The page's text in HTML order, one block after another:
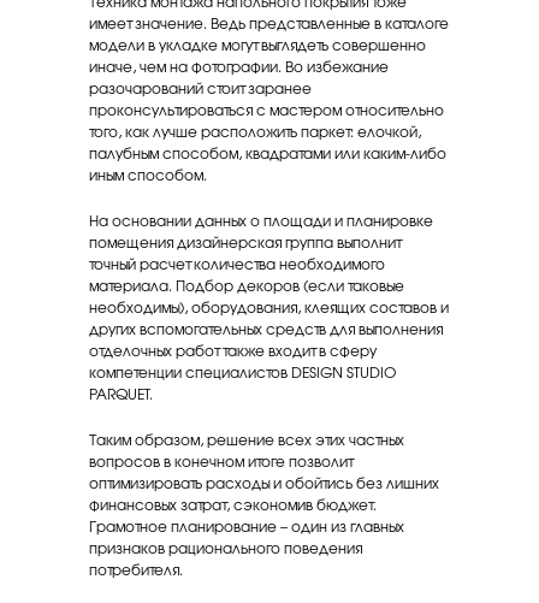
имеет значение. Ведь представленные в каталоге
модели в укладке могут выглядеть совершенно
иначе, чем на фотографии. Во избежание
разочарований стоит заранее
проконсультироваться с мастером относительно
того, как лучше расположить паркет: елочкой,
палубным способом, квадратами или каким-либо
иным способом.
На основании данных о площади и планировке
помещения дизайнерская группа выполнит
точный расчет количества необходимого
материала. Подбор декоров (если таковые
необходимы), оборудования, клеящих составов и
других вспомогательных средств для выполнения
отделочных работ также входит в сферу
компетенции специалистов DESIGN STUDIO
PARQUET.
Таким образом, решение всех этих частных
вопросов в конечном итоге позволит
оптимизировать расходы и обойтись без лишних
финансовых затрат, сэкономив бюджет.
Грамотное планирование – один из главных
признаков рационального поведения
потребителя.